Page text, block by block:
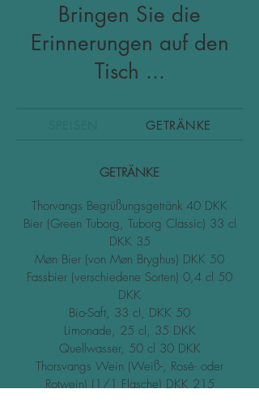
Bringen Sie die
Erinnerungen auf den
Tisch ...
GETRÄNKE
GETRÄNKE
Thorvangs Begrüßungsgetränk 40 DKK
Bier (Green Tuborg, Tuborg Classic) 33 cl
DKK 35
Møn Bier (von Møn Bryghus) DKK 50
Fassbier (verschiedene Sorten) 0,4 cl 50
DKK
Bio-Saft, 33 cl, DKK 50
Limonade, 25 cl, 35 DKK
Quellwasser, 50 cl 30 DKK
Thorsvangs Wein (Weiß-, Rosé- oder
Rotwein) (1/1 Flasche) DKK 215